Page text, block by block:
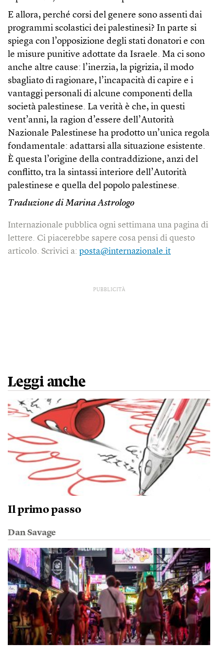
E allora, perché corsi del genere sono assenti dai
programmi scolastici dei palestinesi? In parte si
spiega con l’opposizione degli stati donatori e con
le misure punitive adottate da Israele. Ma ci sono
anche altre cause: l’inerzia, la pigrizia, il modo
sbagliato di ragionare, l’incapacità di capire e i
vantaggi personali di alcune componenti della
società palestinese. La verità è che, in questi
vent’anni, la ragion d’essere dell’Autorità
Nazionale Palestinese ha prodotto un’unica regola
fondamentale: adattarsi alla situazione esistente.
È questa l’origine della contraddizione, anzi del
conflitto, tra la sintassi interiore dell’Autorità
palestinese e quella del popolo palestinese.
Traduzione di Marina Astrologo
Internazionale pubblica ogni settimana una pagina di
lettere. Ci piacerebbe sapere cosa pensi di questo
articolo. Scrivici a: posta@internazionale.it
PUBBLICITÀ
Leggi anche
Il primo passo
Dan Savage